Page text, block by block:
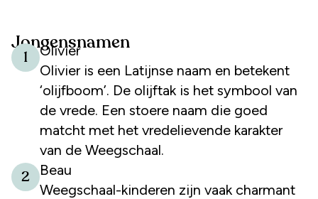
Jongensnamen
1
Olivier
Olivier is een Latijnse naam en betekent
‘olijfboom’. De olijftak is het symbool van
de vrede. Een stoere naam die goed
matcht met het vredelievende karakter
van de Weegschaal.
2
Beau
Weegschaal-kinderen zijn vaak charmant